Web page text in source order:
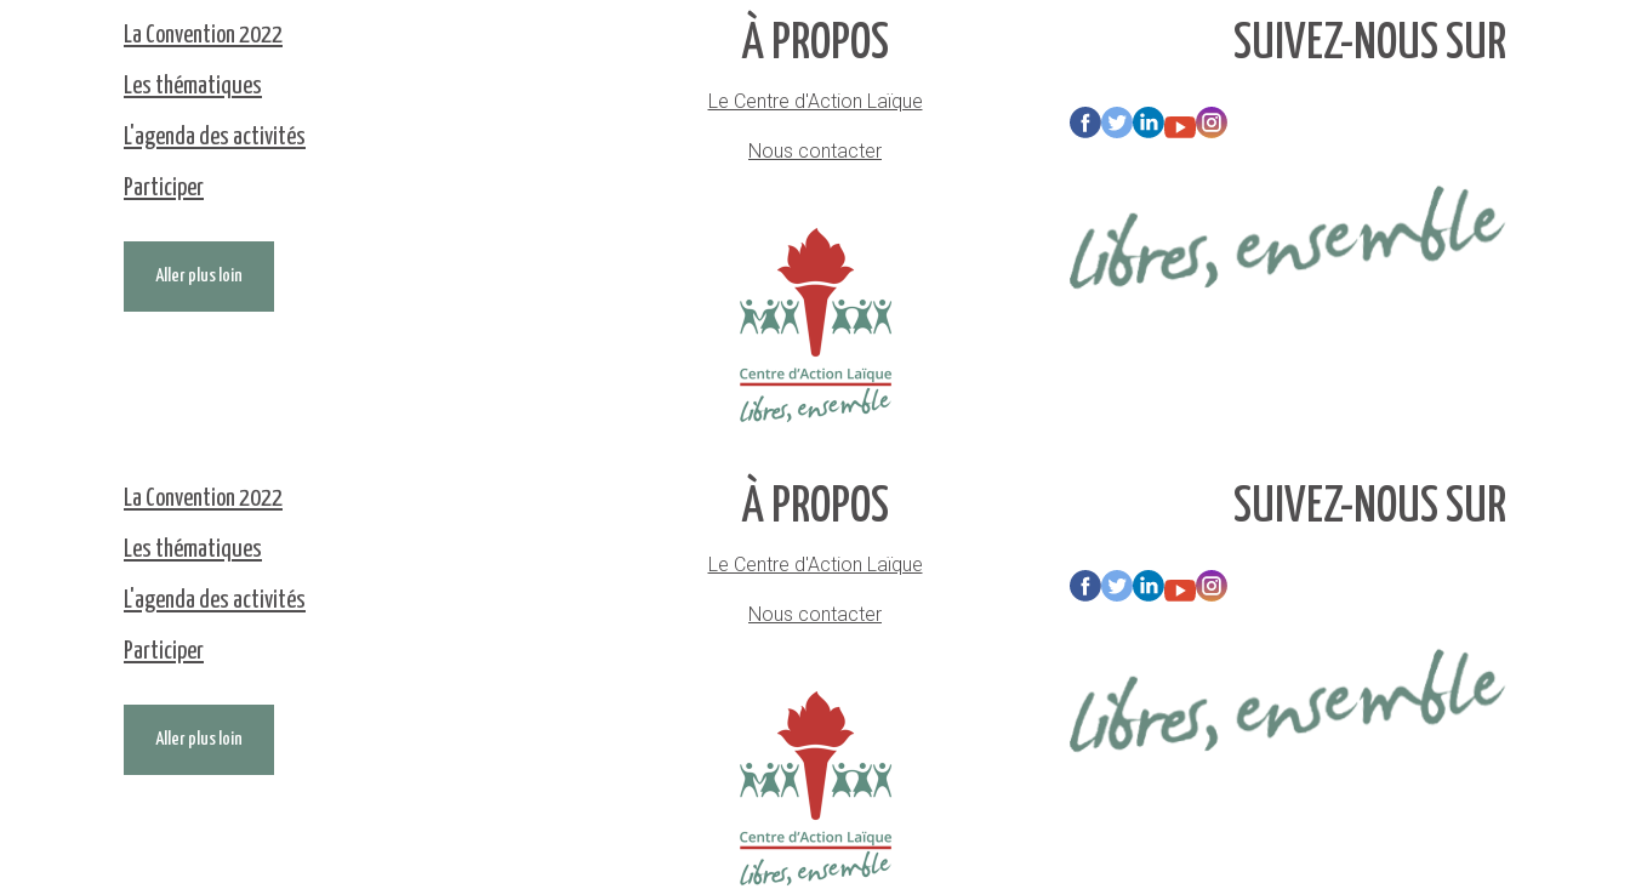
La Convention 2022
Les thématiques
L'agenda des activités
Participer
Aller plus loin
À PROPOS
Le Centre d'Action Laïque
Nous contacter
SUIVEZ-NOUS SUR
La Convention 2022
Les thématiques
L'agenda des activités
Participer
Aller plus loin
À PROPOS
Le Centre d'Action Laïque
Nous contacter
SUIVEZ-NOUS SUR